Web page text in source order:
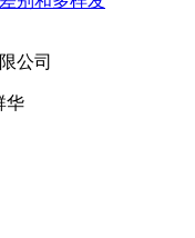
华